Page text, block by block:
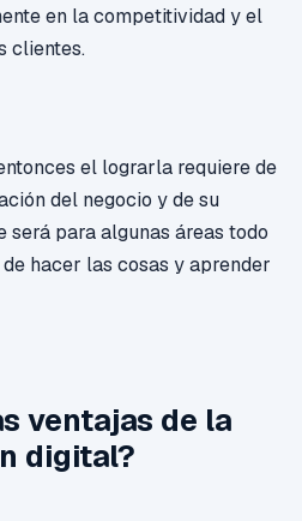
en la competitividad y el
clientes.
el lograrla requiere de
del negocio y de su
para algunas áreas todo
hacer las cosas y aprender
ventajas de la
digital?